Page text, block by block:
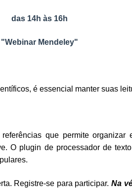
das 14h às 16h
"Webinar Mendeley"
é essencial manter suas
que permite organizar
O plugin de processador de
Registre-se para participar.Na